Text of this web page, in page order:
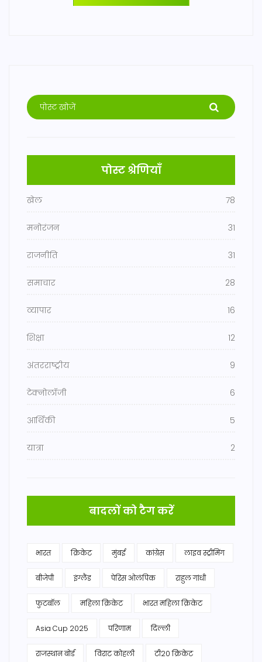
पोस्ट श्रेणियाँ
खेल 78
मनोरंजन 31
राजनीति 31
समाचार 28
व्यापार 16
शिक्षा 12
अंतरराष्ट्रीय 9
टेक्नोलॉजी 6
आर्थिकी 5
यात्रा 2
बादलों को टैग करें
भारत क्रिकेट मुंबई कांग्रेस लाइव स्ट्रीमिंग
बीजेपी इंग्लैंड पेरिस ओलंपिक राहुल गांधी
फुटबॉल महिला क्रिकेट भारत महिला क्रिकेट
Asia Cup 2025 परिणाम दिल्ली
राजस्थान बोर्ड विराट कोहली टी20 क्रिकेट